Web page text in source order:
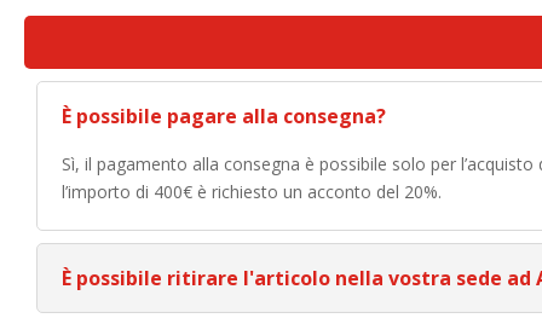
È possibile pagare alla consegna?
Sì, il pagamento alla consegna è possibile solo per
l’importo di 400€ è richiesto un acconto del 20%.
È possibile ritirare l'articolo nella vostra sede ad